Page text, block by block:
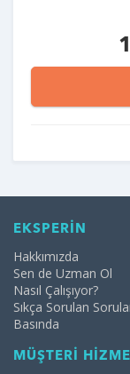
EKSPERİN
Hakkımızda
Sen de Uzman Ol
Nasıl Çalışıyor?
Sıkça Sorulan
Basında
MÜŞTERİ